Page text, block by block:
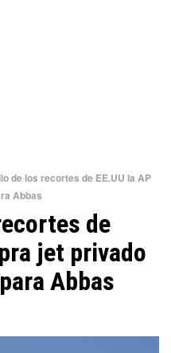
de los recortes de EE.UU la AP
Abbas
de
jet privado
Abbas